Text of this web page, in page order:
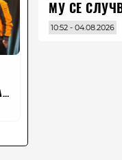
МУ СЕ
НЕЩА ПО
10:52 - 04.08.2026